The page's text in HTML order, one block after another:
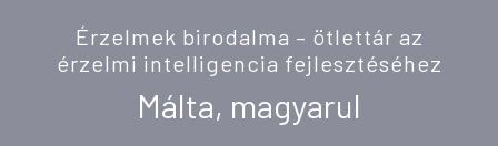
Érzelmek birodalma – ötlettár az
érzelmi intelligencia fejlesztéséhez
Málta, magyarul